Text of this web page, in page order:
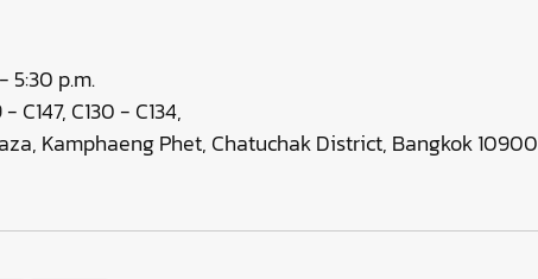
5:30 p.m.
C147, C130 - C134,
Kamphaeng Phet, Chatuchak District, Bangkok 10900